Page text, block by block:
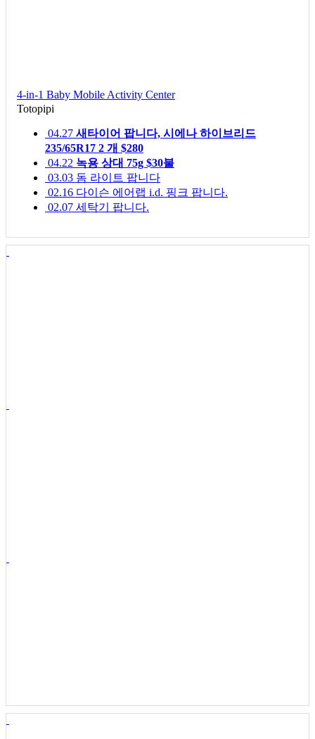
4-in-1 Baby Mobile Activity Center
Totopipi
04.27 새타이어 팝니다, 시에나 하이브리드
235/65R17 2 개 $280
04.22 녹용 상대 75g $30불
03.03 돔 라이트 팝니다
02.16 다이슨 에어랩 i.d. 핑크 팝니다.
02.07 세탁기 팝니다.